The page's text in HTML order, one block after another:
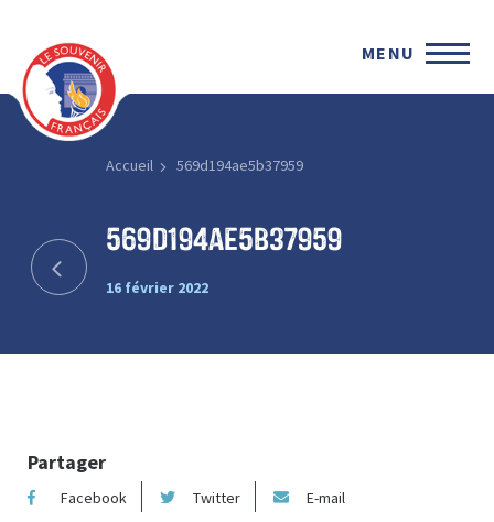
MENU
Accueil 569d194ae5b37959
569d194ae5b37959
16 février 2022
Partager
Facebook Twitter E-mail